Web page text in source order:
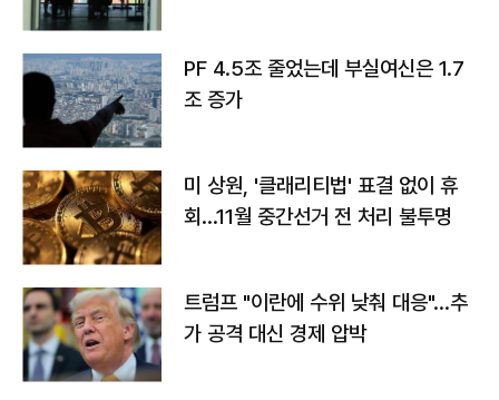
PF 4.5조 줄었는데 부실여신은 1.7
조 증가
미 상원, '클래리티법' 표결 없이 휴
회…11월 중간선거 전 처리 불투명
트럼프 "이란에 수위 낮춰 대응"…추
가 공격 대신 경제 압박